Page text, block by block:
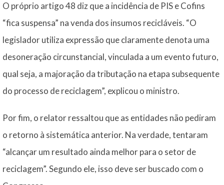
O próprio artigo 48 diz que a incidência de PIS e Cofins
“fica suspensa” na venda dos insumos recicláveis. “O
legislador utiliza expressão que claramente denota uma
desoneração circunstancial, vinculada a um evento futuro,
qual seja, a majoração da tributação na etapa subsequente
do processo de reciclagem”, explicou o ministro.
Por fim, o relator ressaltou que as entidades não pediram
o retorno à sistemática anterior. Na verdade, tentaram
“alcançar um resultado ainda melhor para o setor de
reciclagem”. Segundo ele, isso deve ser buscado com o